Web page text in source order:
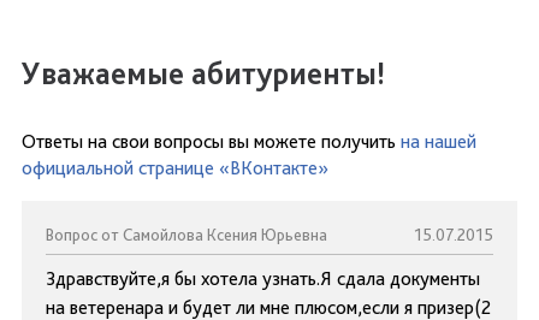
Уважаемые абитуриенты!
Ответы на свои вопросы вы можете получить на нашей
официальной странице «ВКонтакте»
Вопрос от Самойлова Ксения Юрьевна 15.07.2015
Здравствуйте,я бы хотела узнать.Я сдала документы
на ветеренара и будет ли мне плюсом,если я призер(2